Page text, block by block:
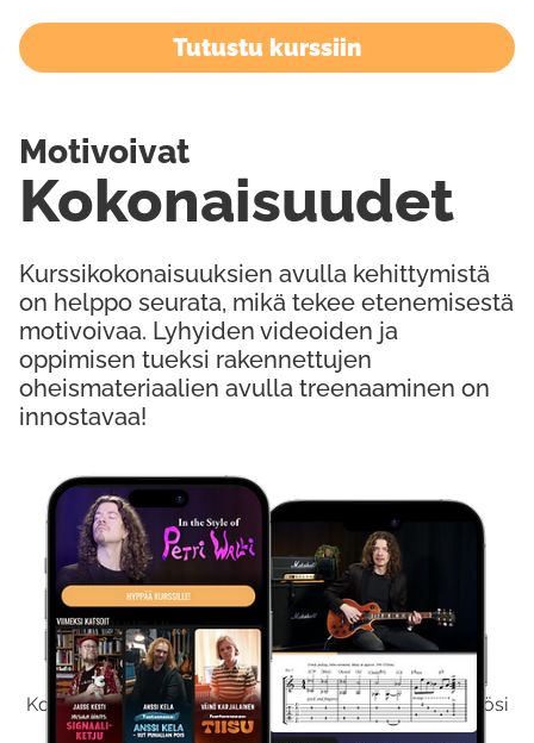
Kokeile Ilmaiseksi
Kokeilemalla ilmaiseksi saat koko sisältömme käyttöösi
viikon ajaksi.
Tutustu kurssiin
Kurssikokonaisuuksien avulla kehittymistä
on helppo seurata, mikä tekee etenemisestä
motivoivaa. Lyhyiden videoiden ja
oppimisen tueksi rakennettujen
oheismateriaalien avulla treenaaminen on
innostavaa!
Kokonaisuudet
Motivoivat